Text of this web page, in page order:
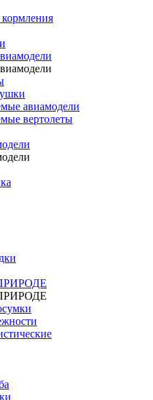
авиамодели
вертолеты